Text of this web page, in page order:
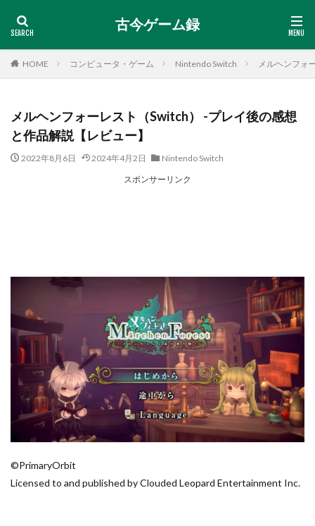
古今ゲーム録
HOME コンピュータ・ゲーム Nintendo Switch メルヘンフォ
メルヘンフォーレスト（Switch） -プレイ後の感想
と作品解説【レビュー】
2022年8月6日 2024年4月2日
Nintendo Switch
スポンサーリンク
©PrimaryOrbit
Licensed to and published by Clouded Leopard Entertainment Inc.